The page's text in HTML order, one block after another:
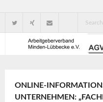
Verbandsorganisation
ONLINE-
UNTERNEHMEN: